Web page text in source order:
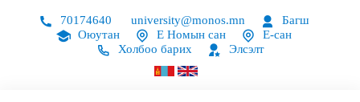
70174640 university@monos.mn
Багш
Оюутан
Е Номын сан
Е-сан
Холбоо барих
Элсэлт